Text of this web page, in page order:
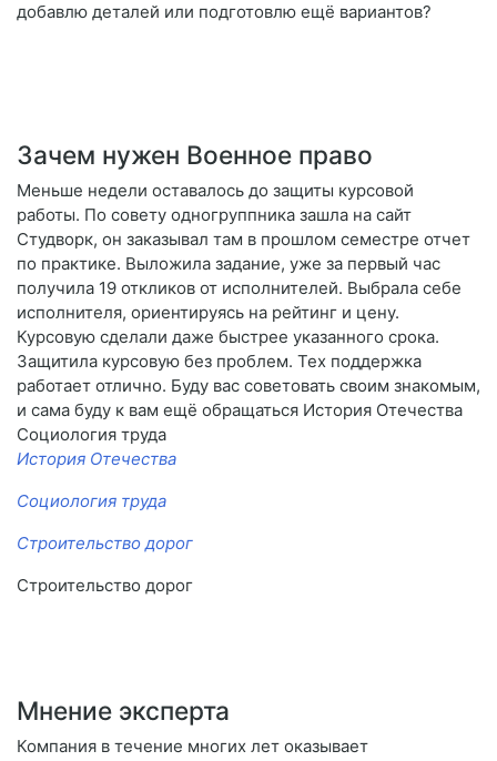
добавлю деталей или подготовлю ещё вариантов?
Зачем нужен Военное право
Меньше недели оставалось до защиты курсовой
работы. По совету одногруппника зашла на сайт
Студворк, он заказывал там в прошлом семестре отчет
по практике. Выложила задание, уже за первый час
получила 19 откликов от исполнителей. Выбрала себе
исполнителя, ориентируясь на рейтинг и цену.
Курсовую сделали даже быстрее указанного срока.
Защитила курсовую без проблем. Тех поддержка
работает отлично. Буду вас советовать своим знакомым,
и сама буду к вам ещё обращаться История Отечества
Социология труда
История Отечества
Социология труда
Строительство дорог
Строительство дорог
Мнение эксперта
Компания в течение многих лет оказывает